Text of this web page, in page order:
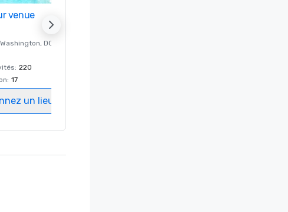
venue
Washington, DC
: 220
: 17
un lieu